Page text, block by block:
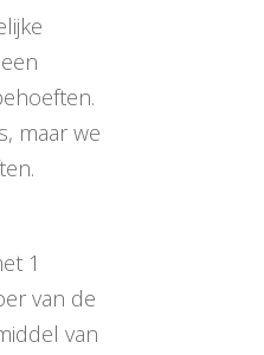
maar we
1
van de
van